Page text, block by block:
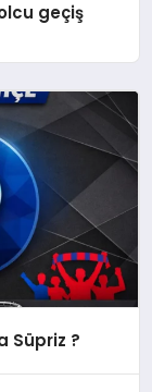
geçiş
Süpriz ?